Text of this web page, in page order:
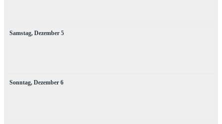
Samstag, Dezember 5
Sonntag, Dezember 6